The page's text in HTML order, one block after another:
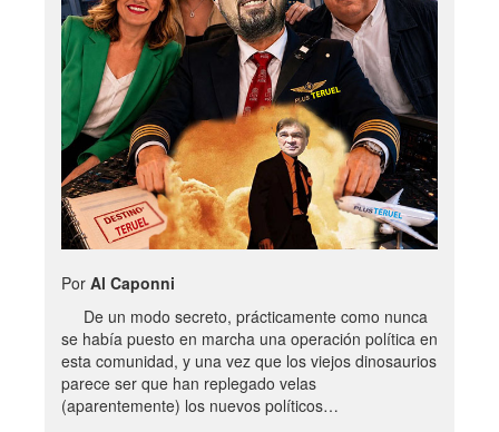
Por Al Caponni
De un modo secreto, prácticamente como nunca
se había puesto en marcha una operación política en
esta comunidad, y una vez que los viejos dinosaurios
parece ser que han replegado velas
(aparentemente) los nuevos políticos…